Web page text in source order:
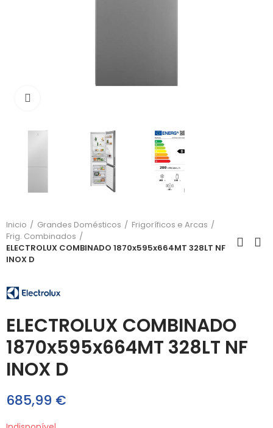
Inicio Grandes Domésticos
Frigoríficos e Arcas
Frig. Combinados
ELECTROLUX COMBINADO 1870x595x664MT 328LT NF
INOX D
ELECTROLUX COMBINADO
1870x595x664MT 328LT NF
INOX D
685,99 €